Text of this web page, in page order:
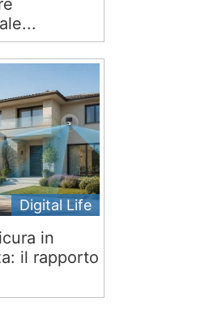
Digital Life
in
il rapporto